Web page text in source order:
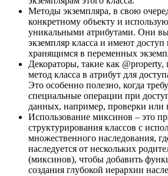
Методы экземпляра, в свою
конкретному объекту и
уникальными атрибутами. Они
экземпляр класса и имеют
хранящимся в переменных
Декораторы, такие как @property,
метод класса в атрибут для
Это особенно полезно, когда
специальные операции при
данных, например, проверки или
Использование миксинов – это
структурирования классов с
множественного наследования,
наследуется от нескольких
(миксинов), чтобы добавить
создания глубокой иерархии